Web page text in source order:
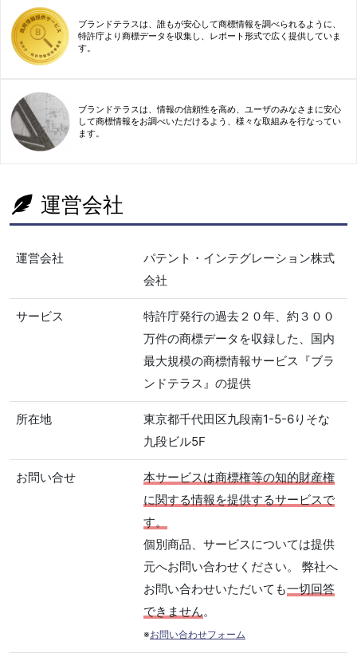
ブランドテラスは、誰もが安心して商標情報を調べられるように、
特許庁より商標データを収集し、レポート形式で広く提供していま
す。
ブランドテラスは、情報の信頼性を高め、ユーザのみなさまに安心
して商標情報をお調べいただけるよう、様々な取組みを行なってい
ます。
運営会社
運営会社
パテント・インテグレーション株式
会社
サービス
特許庁発行の過去２０年、約３００
万件の商標データを収録した、国内
最大規模の商標情報サービス『ブラ
ンドテラス』の提供
所在地
東京都千代田区九段南1-5-6りそな
九段ビル5F
お問い合せ
本サービスは商標権等の知的財産権
に関する情報を提供するサービスで
す。
個別商品、サービスについては提供
元へお問い合わせください。 弊社へ
お問い合わせいただいても一切回答
できません。
※お問い合わせフォーム